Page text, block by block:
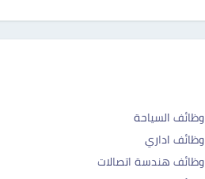
وظائف السياحة
وظائف اداري
وظائف هندسة اتصالات